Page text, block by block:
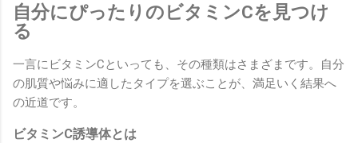
自分にぴったりのビタミンCを見つけ
る
一言にビタミンCといっても、その種類はさまざまです。自分
の肌質や悩みに適したタイプを選ぶことが、満足いく結果へ
の近道です。
ビタミンC誘導体とは